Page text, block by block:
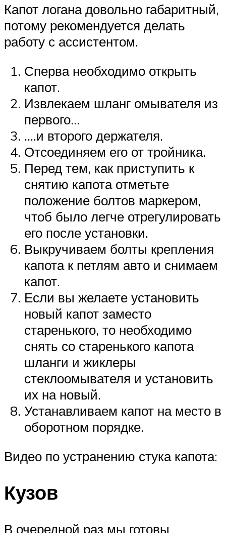
Капот логана довольно габаритный,
потому рекомендуется делать
работу с ассистентом.
Сперва необходимо открыть
капот.
Извлекаем шланг омывателя из
первого…
….и второго держателя.
Отсоединяем его от тройника.
Перед тем, как приступить к
снятию капота отметьте
положение болтов маркером,
чтоб было легче отрегулировать
его после установки.
Выкручиваем болты крепления
капота к петлям авто и снимаем
капот.
Если вы желаете установить
новый капот заместо
старенького, то необходимо
снять со старенького капота
шланги и жиклеры
стеклоомывателя и установить
их на новый.
Устанавливаем капот на место в
оборотном порядке.
Видео по устранению стука капота:
Кузов
В очередной раз мы готовы